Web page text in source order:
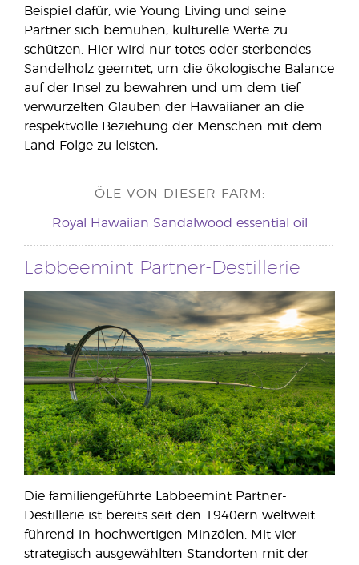
Beispiel dafür, wie Young Living und seine
Partner sich bemühen, kulturelle Werte zu
schützen. Hier wird nur totes oder sterbendes
Sandelholz geerntet, um die ökologische Balance
auf der Insel zu bewahren und um dem tief
verwurzelten Glauben der Hawaiianer an die
respektvolle Beziehung der Menschen mit dem
Land Folge zu leisten,
ÖLE VON DIESER FARM:
Royal Hawaiian Sandalwood essential oil
Labbeemint Partner-Destillerie
Die familiengeführte Labbeemint Partner-
Destillerie ist bereits seit den 1940ern weltweit
führend in hochwertigen Minzölen. Mit vier
strategisch ausgewählten Standorten mit der